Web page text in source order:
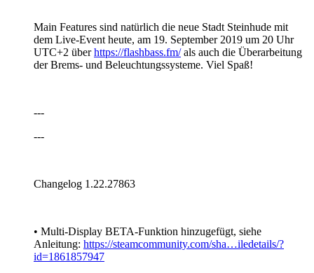
Main Features sind natürlich die neue Stadt Steinhude mit
dem Live-Event heute, am 19. September 2019 um 20 Uhr
UTC+2 überhttps://flashbass.fm/als auch die Überarbeitung
der Brems- und Beleuchtungssysteme. Viel Spaß!
---
---
Changelog 1.22.27863
• Multi-Display BETA-Funktion hinzugefügt, siehe
Anleitung: https://steamcommunity.com/sha…iledetails/?
id=1861857947